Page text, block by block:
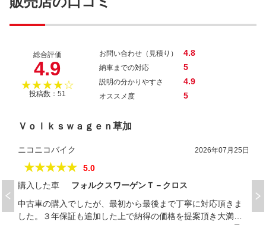
総合評価
4.9
★★★★☆
投稿数：51
お問い合わせ（見積り） 4.8
納車までの対応 5
説明の分かりやすさ 4.9
オススメ度 5
Ｖｏｌｋｓｗａｇｅｎ草加
ニコニコバイク 2026年07月25日
★★★★★
5.0
購入した車
フォルクスワーゲンＴ－クロス
中古車の購入でしたが、最初から最後まで丁寧に対応頂きま
した。３年保証も追加した上で納得の価格を提案頂き大満足